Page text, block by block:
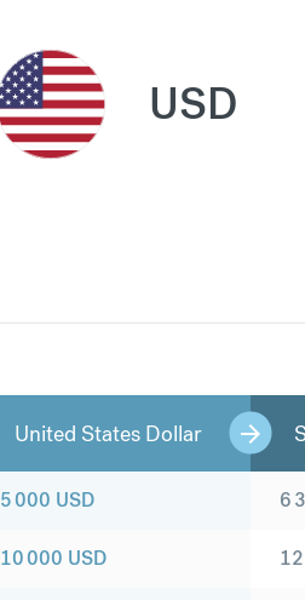
USD
United States Dollar
5 000 USD
10 000 USD
6